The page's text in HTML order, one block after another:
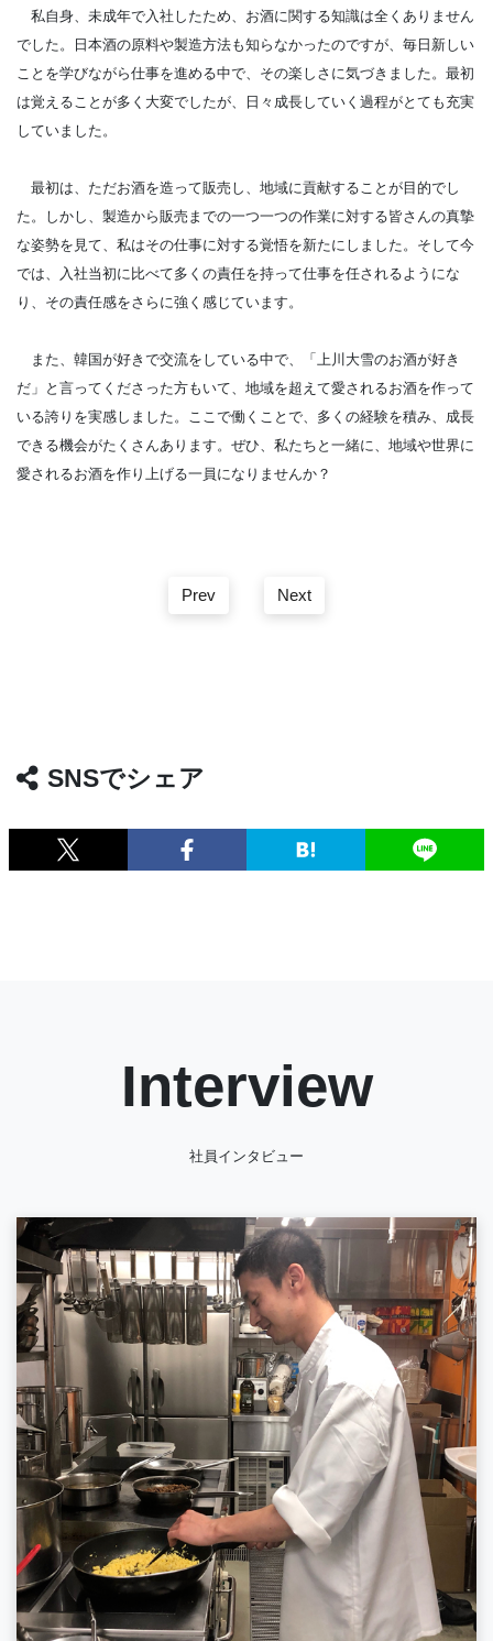
私自身、未成年で入社したため、お酒に関する知識は全くありません
でした。日本酒の原料や製造方法も知らなかったのですが、毎日新しい
ことを学びながら仕事を進める中で、その楽しさに気づきました。最初
は覚えることが多く大変でしたが、日々成長していく過程がとても充実
していました。
最初は、ただお酒を造って販売し、地域に貢献することが目的でし
た。しかし、製造から販売までの一つ一つの作業に対する皆さんの真摯
な姿勢を見て、私はその仕事に対する覚悟を新たにしました。そして今
では、入社当初に比べて多くの責任を持って仕事を任されるようにな
り、その責任感をさらに強く感じています。
また、韓国が好きで交流をしている中で、「上川大雪のお酒が好き
だ」と言ってくださった方もいて、地域を超えて愛されるお酒を作って
いる誇りを実感しました。ここで働くことで、多くの経験を積み、成長
できる機会がたくさんあります。ぜひ、私たちと一緒に、地域や世界に
愛されるお酒を作り上げる一員になりませんか？
Prev Next
SNSでシェア
Interview
社員インタビュー